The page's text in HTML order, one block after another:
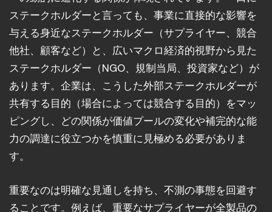
ステークホルダーと言っても、事業に直接的な影響を
与える身近なステークホルダー（サプライヤー、競合
他社、顧客など）と、広いマクロ経済的視野から見た
ステークホルダー（NGO、規制当局、投資家など）が
あります。企業は、こうした外部ステークホルダーが
共有する目的（場合によっては競合する目的）をマッ
ピングし、どの関係が価値プールの変化や補完的な能
力の調達に役立つかを慎重に見極める必要がありま
す。
重要なのは明確な見通しを持ち、不測の事態を回避す
ることです。例えば、重要なサプライヤーが全製品の